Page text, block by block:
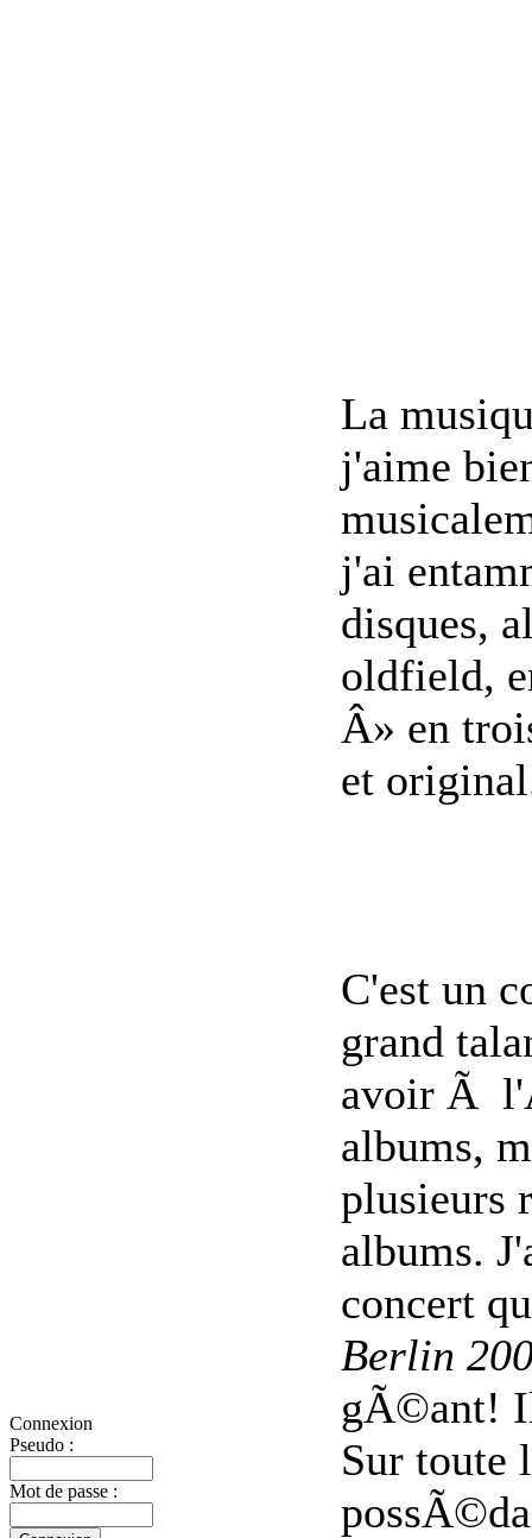
Connexion
Pseudo :
Mot de passe :
La
j'aime
j'ai
disques,
oldfield,
Â» en
et
C'est un
grand
avoir Ã
albums,
plusieurs
albums.
concert
Berlin
gÃ©ant!
Sur toute